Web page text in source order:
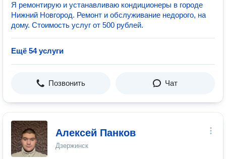
Я ремонтирую и устанавливаю кондиционеры в городе
Нижний Новгород. Ремонт и обслуживание недорого, на
дому. Стоимость услуг от 500 рублей.
Ещё 54 услуги
Позвонить Чат
Алексей Панков
Дзержинск